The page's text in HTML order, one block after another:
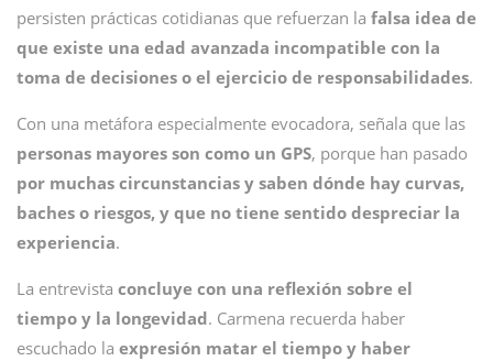
persisten prácticas cotidianas que refuerzan la falsa idea de
que existe una edad avanzada incompatible con la
toma de decisiones o el ejercicio de responsabilidades.
Con una metáfora especialmente evocadora, señala que las
personas mayores son como un GPS, porque han pasado
por muchas circunstancias y saben dónde hay curvas,
baches o riesgos, y que no tiene sentido despreciar la
experiencia.
La entrevista concluye con una reflexión sobre el
tiempo y la longevidad. Carmena recuerda haber
escuchado la expresión matar el tiempo y haber